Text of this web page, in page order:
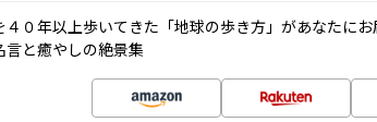
４０年以上歩いてきた「地球の歩き方」があなたに
言と癒やしの絶景集